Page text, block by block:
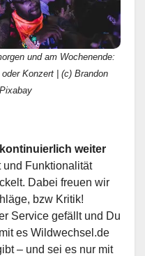
und am Wochenende:
Konzert | (c) Brandon
weiter
und Funktionalität
Dabei freuen wir
bzw Kritik!
Service gefällt und Du
es Wildwechsel.de
– und sei es nur mit